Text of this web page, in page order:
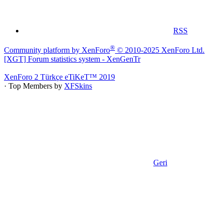
RSS
Community platform by XenForo® © 2010-2025 XenForo Ltd.
[XGT] Forum statistics system - XenGenTr
XenForo 2 Türkçe eTiKeT™ 2019
· Top Members by XFSkins
Geri